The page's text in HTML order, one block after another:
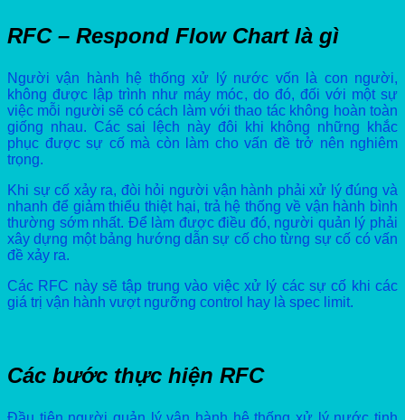
RFC – Respond Flow Chart là gì
Người vận hành hệ thống xử lý nước vốn là con người,
không được lập trình như máy móc, do đó, đối với một sự
việc mỗi người sẽ có cách làm với thao tác không hoàn toàn
giống nhau. Các sai lệch này đôi khi không những khắc
phục được sự cố mà còn làm cho vấn đề trở nên nghiêm
trọng.
Khi sự cố xảy ra, đòi hỏi người vận hành phải xử lý đúng và
nhanh để giảm thiểu thiệt hại, trả hệ thống về vận hành bình
thường sớm nhất. Để làm được điều đó, người quản lý phải
xây dựng một bảng hướng dẫn sự cố cho từng sự cố có vấn
đề xảy ra.
Các RFC này sẽ tập trung vào việc xử lý các sự cố khi các
giá trị vận hành vượt ngưỡng control hay là spec limit.
Các bước thực hiện RFC